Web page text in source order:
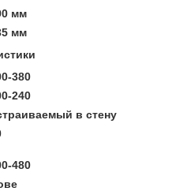
мм
мм
380
240
в стену
480